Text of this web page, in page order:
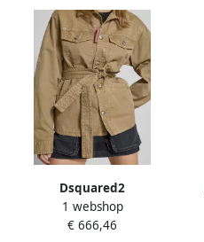
Dsquared2
Overhemdblouse met
knoopsluiting
1 webshop
€ 666,46